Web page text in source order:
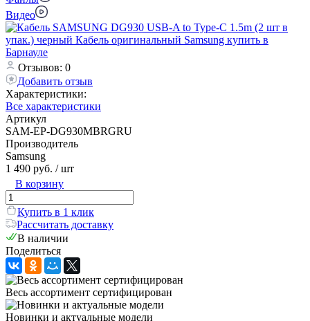
Видео
Отзывов: 0
Добавить отзыв
Характеристики:
Все характеристики
Артикул
SAM-EP-DG930MBRGRU
Производитель
Samsung
1 490 руб. / шт
В корзину
Купить в 1 клик
Рассчитать доставку
В наличии
Поделиться
Весь ассортимент сертифицирован
Новинки и актуальные модели